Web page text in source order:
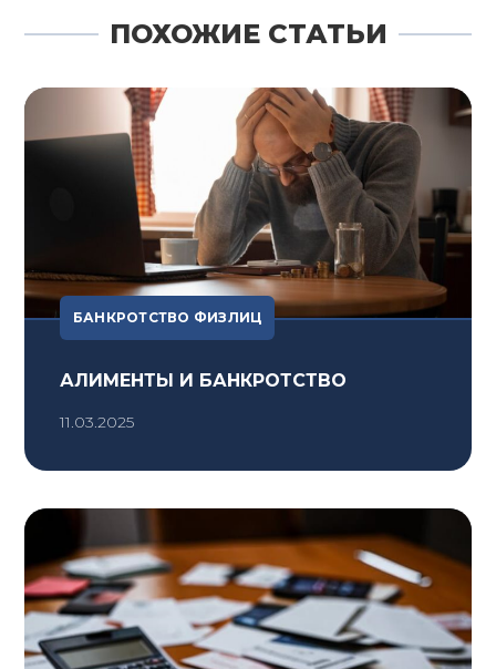
ПОХОЖИЕ СТАТЬИ
БАНКРОТСТВО ФИЗЛИЦ
АЛИМЕНТЫ И БАНКРОТСТВО
11.03.2025